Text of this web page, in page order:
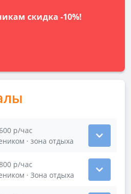
скидка -10%!
р/час
· зона отдыха
зала Номер 1
р/час
· Зона отдыха
зала Номер 2